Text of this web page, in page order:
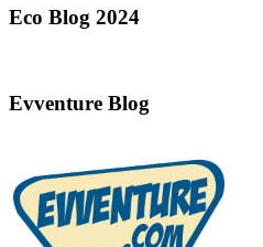
Eco Blog 2024
Evventure Blog